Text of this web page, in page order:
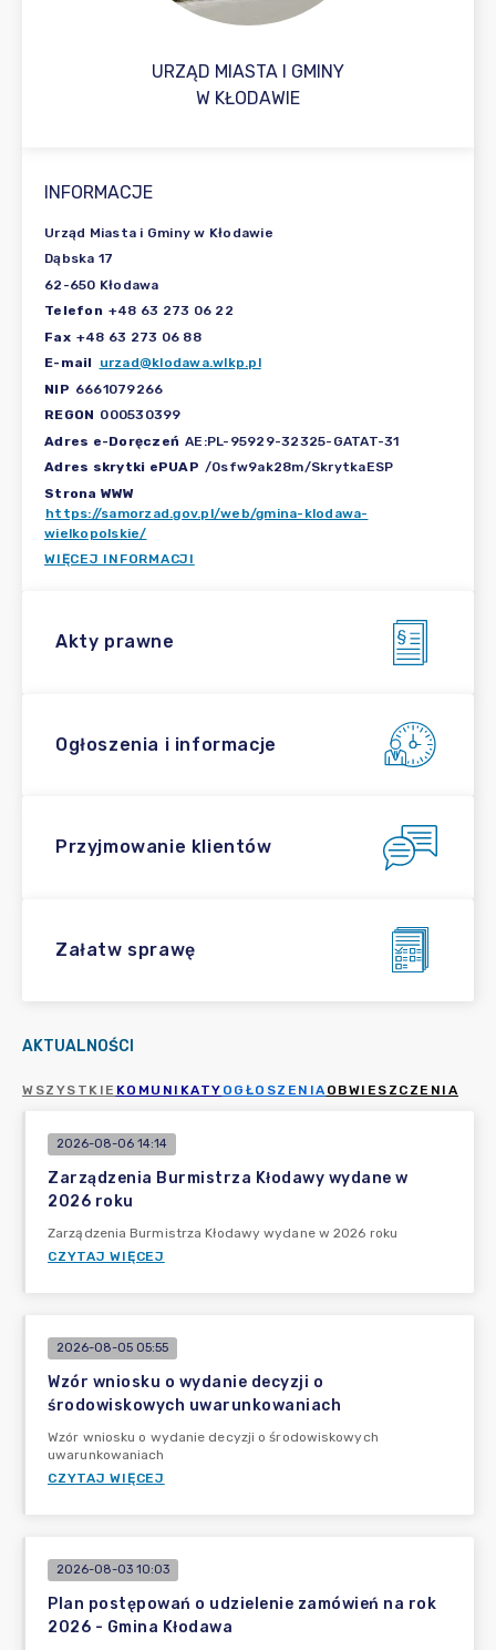
URZĄD MIASTA I GMINY
W KŁODAWIE
INFORMACJE
Urząd Miasta i Gminy w Kłodawie
Dąbska 17
62-650 Kłodawa
Telefon +48 63 273 06 22
Fax +48 63 273 06 88
E-mail
urzad@klodawa.wlkp.pl
NIP 6661079266
REGON 000530399
Adres e-Doręczeń AE:PL-95929-32325-GATAT-31
Adres skrytki ePUAP /0sfw9ak28m/SkrytkaESP
Strona WWW
https://samorzad.gov.pl/web/gmina-klodawa-
wielkopolskie/
WIĘCEJ INFORMACJI
Akty prawne
Ogłoszenia i informacje
Przyjmowanie klientów
Załatw sprawę
AKTUALNOŚCI
WSZYSTKIE KOMUNIKATY OGŁOSZENIA OBWIESZCZENIA
2026-08-06 14:14
Zarządzenia Burmistrza Kłodawy wydane w
2026 roku
Zarządzenia Burmistrza Kłodawy wydane w 2026 roku
CZYTAJ WIĘCEJ
2026-08-05 05:55
Wzór wniosku o wydanie decyzji o
środowiskowych uwarunkowaniach
Wzór wniosku o wydanie decyzji o środowiskowych
uwarunkowaniach
CZYTAJ WIĘCEJ
2026-08-03 10:03
Plan postępowań o udzielenie zamówień na rok
2026 - Gmina Kłodawa